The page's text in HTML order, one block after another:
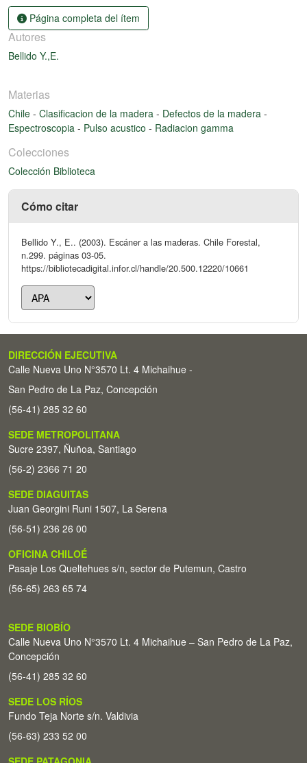
Página completa del ítem
Autores
Bellido Y.,E.
Materias
Chile - Clasificacion de la madera - Defectos de la madera -
Espectroscopia - Pulso acustico - Radiacion gamma
Colecciones
Colección Biblioteca
Cómo citar
Bellido Y., E.. (2003). Escáner a las maderas. Chile Forestal,
n.299. páginas 03-05.
https://bibliotecadigital.infor.cl/handle/20.500.12220/10661
DIRECCIÓN EJECUTIVA
Calle Nueva Uno N°3570 Lt. 4 Michaihue -
San Pedro de La Paz, Concepción
(56-41) 285 32 60
SEDE METROPOLITANA
Sucre 2397, Ñuñoa, Santiago
(56-2) 2366 71 20
SEDE DIAGUITAS
Juan Georgini Runi 1507, La Serena
(56-51) 236 26 00
OFICINA CHILOÉ
Pasaje Los Queltehues s/n, sector de Putemun, Castro
(56-65) 263 65 74
SEDE BIOBÍO
Calle Nueva Uno N°3570 Lt. 4 Michaihue – San Pedro de La Paz,
Concepción
(56-41) 285 32 60
SEDE LOS RÍOS
Fundo Teja Norte s/n. Valdivia
(56-63) 233 52 00